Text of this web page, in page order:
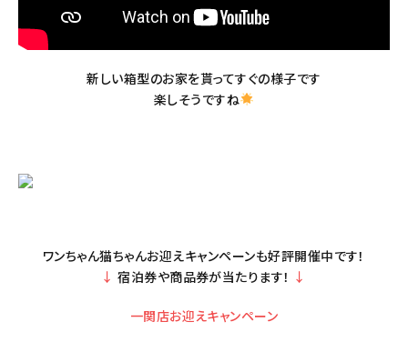
新しい箱型のお家を貰ってすぐの様子です
楽しそうですね
ワンちゃん猫ちゃんお迎えキャンペーンも好評開催中です！
↓ 宿泊券や商品券が当たります！ ↓
一関店お迎えキャンペーン